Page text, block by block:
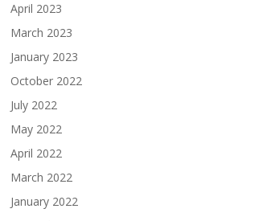
April 2023
March 2023
January 2023
October 2022
July 2022
May 2022
April 2022
March 2022
January 2022